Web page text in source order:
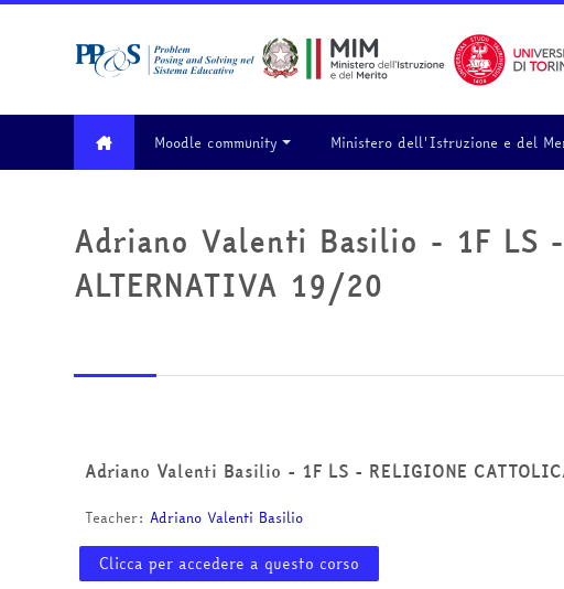
Moodle community Ministero dell'Istruzione e del
Adriano Valenti Basilio - 1F LS -
ALTERNATIVA 19/20
Adriano Valenti Basilio - 1F LS - RELIGIONE
Teacher:Adriano Valenti Basilio
Clicca per accedere a questo corso